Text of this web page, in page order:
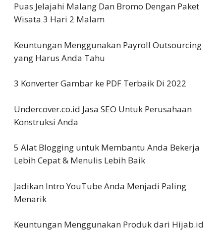
Puas Jelajahi Malang Dan Bromo Dengan Paket
Wisata 3 Hari 2 Malam
Keuntungan Menggunakan Payroll Outsourcing
yang Harus Anda Tahu
3 Konverter Gambar ke PDF Terbaik Di 2022
Undercover.co.id Jasa SEO Untuk Perusahaan
Konstruksi Anda
5 Alat Blogging untuk Membantu Anda Bekerja
Lebih Cepat & Menulis Lebih Baik
Jadikan Intro YouTube Anda Menjadi Paling
Menarik
Keuntungan Menggunakan Produk dari Hijab.id